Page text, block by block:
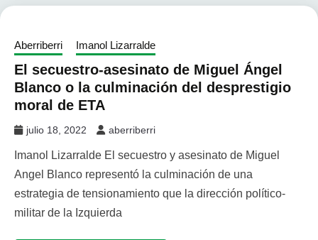
Aberriberri Imanol Lizarralde
El secuestro-asesinato de Miguel Ángel
Blanco o la culminación del desprestigio
moral de ETA
julio 18, 2022 aberriberri
Imanol Lizarralde El secuestro y asesinato de Miguel
Angel Blanco representó la culminación de una
estrategia de tensionamiento que la dirección político-
militar de la Izquierda